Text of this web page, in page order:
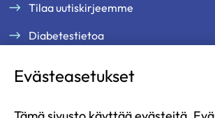
Tilaa uutiskirjeemme
Diabetestietoa
Jäsenille
Evästeasetukset